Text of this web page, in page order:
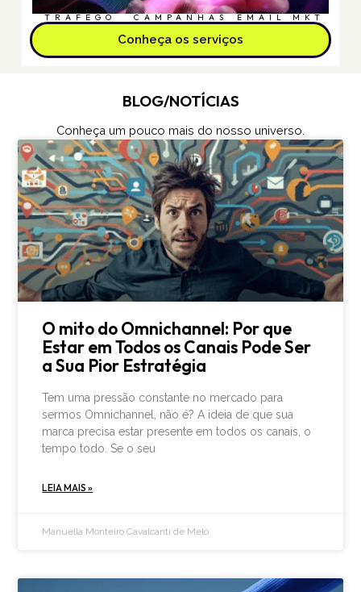
TRÁFEGO CAMPANHAS EMAIL MKT
Conheça os serviços
BLOG/NOTÍCIAS
Conheça um pouco mais do nosso universo.
O mito do Omnichannel: Por que
Estar em Todos os Canais Pode Ser
a Sua Pior Estratégia
Tem uma pressão constante no mercado para
sermos Omnichannel, não é? A ideia de que sua
marca precisa estar presente em todos os canais, o
tempo todo. Se o seu
LEIA MAIS »
Manuella Monteiro Cavalcanti de Melo